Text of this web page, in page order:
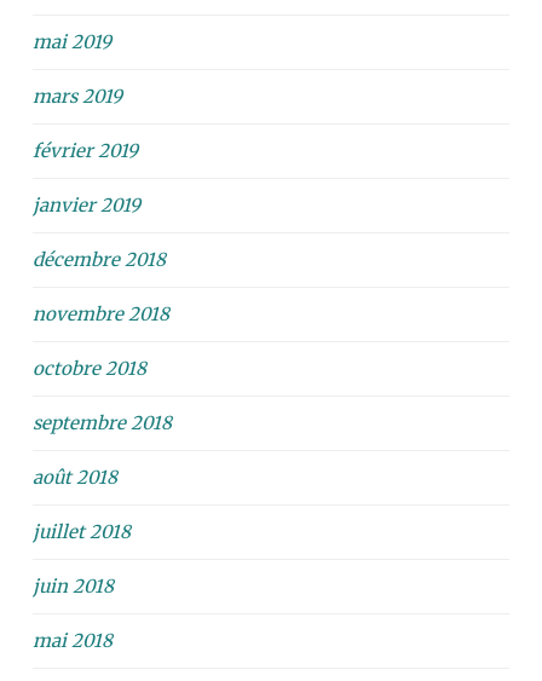
mai 2019
mars 2019
février 2019
janvier 2019
décembre 2018
novembre 2018
octobre 2018
septembre 2018
août 2018
juillet 2018
juin 2018
mai 2018